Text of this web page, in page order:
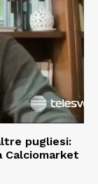
pugliesi:
Calciomarket